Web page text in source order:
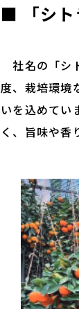
■ 「シト
社名の「シ
度、栽培環境
いを込めてい
く、旨味や香